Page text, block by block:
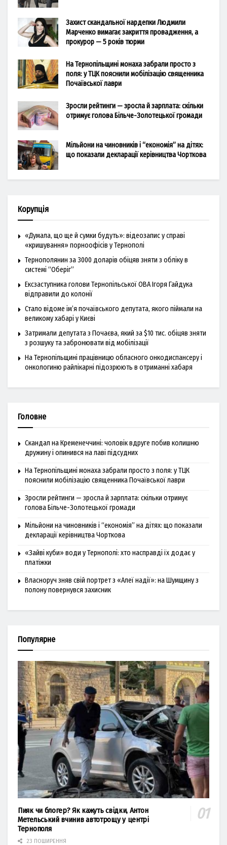
Захист скандальної нардепки Людмили
Марченко вимагає закриття провадження, а
прокурор — 5 років тюрми
На Тернопільщині монаха забрали просто з
поля: у ТЦК пояснили мобілізацію священника
Почаївської лаври
Зросли рейтинги — зросла й зарплата: скільки
отримує голова Більче-Золотецької громади
Мільйони на чиновників і “економія” на дітях:
що показали декларації керівництва Чорткова
Корупція
«Думала, що ще й сумки будуть»: відеозапис у справі
«кришування» порноофісів у Тернополі
Тернополянин за 3000 доларів обіцяв зняти з обліку в
системі “Оберіг”
Ексзаступника голови Тернопільської ОВА Ігоря Гайдука
відправили до колонії
Стало відоме ім’я почаївського депутата, якого піймали на
великому хабарі у Києві
Затримали депутата з Почаєва, який за $10 тис. обіцяв зняти
з розшуку та забронювати від мобілізації
На Тернопільщині працівницю обласного онкодиспансеру і
онкологиню райлікарні підозрюють в отриманні хабаря
Головне
Скандал на Кременеччині: чоловік вдруге побив колишню
дружину і опинився на лаві підсудних
На Тернопільщині монаха забрали просто з поля: у ТЦК
пояснили мобілізацію священника Почаївської лаври
Зросли рейтинги — зросла й зарплата: скільки отримує
голова Більче-Золотецької громади
Мільйони на чиновників і “економія” на дітях: що показали
декларації керівництва Чорткова
«Зайві куби» води у Тернополі: хто насправді їх додає у
платіжки
Власноруч зняв свій портрет з «Алеї надії»: на Шумщину з
полону повернувся захисник
Популярне
Пияк чи блогер? Як кажуть свідки, Антон
Метельський вчинив автотрощу у центрі
Тернополя
23 ПОШИРЕННЯ